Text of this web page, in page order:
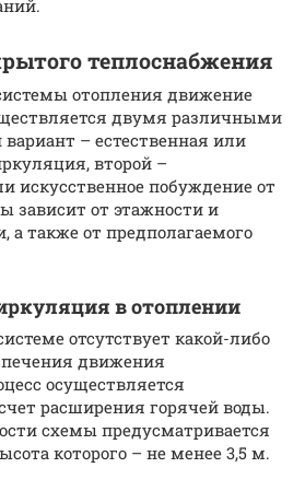
теплоснабжения
отопления движение
двумя различными
– естественная или
второй –
искусственное побуждение от
зависит от этажности и
а также от предполагаемого
в отоплении
отсутствует какой-либо
движения
осуществляется
расширения горячей воды.
схемы предусматривается
которого – не менее 3,5 м.